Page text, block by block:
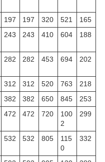
197 197 320 521
165
243 243 410 604 188
282 282 453 694 202
312 312 520 763
218
382 382 650 845
253
472 472 720
100
2
299
532 532 805
115
0
332